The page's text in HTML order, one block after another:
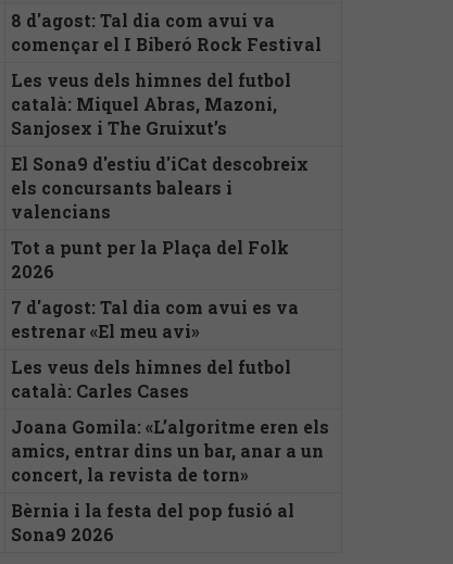
8 d'agost: Tal dia com avui va
començar el I Biberó Rock Festival
Les veus dels himnes del futbol
català: Miquel Abras, Mazoni,
Sanjosex i The Gruixut’s
El Sona9 d'estiu d'iCat descobreix
els concursants balears i
valencians
Tot a punt per la Plaça del Folk
2026
7 d'agost: Tal dia com avui es va
estrenar «El meu avi»
Les veus dels himnes del futbol
català: Carles Cases
Joana Gomila: «L’algoritme eren els
amics, entrar dins un bar, anar a un
concert, la revista de torn»
Bèrnia i la festa del pop fusió al
Sona9 2026